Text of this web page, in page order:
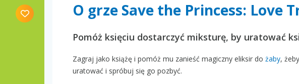
O grze Save the Princess: Love
Pomóż księciu dostarczyć miksturę, by uratować
Zagraj jako książę i pomóż mu zanieść magiczny eliksir do żaby,
uratować i spróbuj się go pozbyć.